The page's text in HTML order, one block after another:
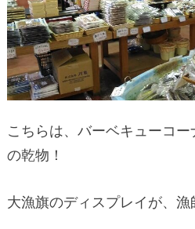
こちらは、バーベキューコ
の乾物！
大漁旗のディスプレイが、漁